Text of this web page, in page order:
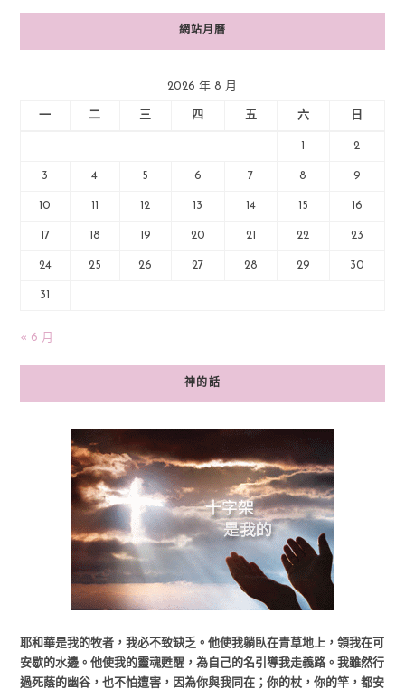
網站月曆
2026 年 8 月
一 二 三 四 五 六 日
1 2
3 4 5 6 7 8 9
10 11 12 13 14 15 16
17 18 19 20 21 22 23
24 25 26 27 28 29 30
31
« 6 月
神的話
耶和華是我的牧者，我必不致缺乏。他使我躺臥在青草地上，領我在可
安歇的水邊。他使我的靈魂甦醒，為自己的名引導我走義路。我雖然行
過死蔭的幽谷，也不怕遭害，因為你與我同在；你的杖，你的竿，都安